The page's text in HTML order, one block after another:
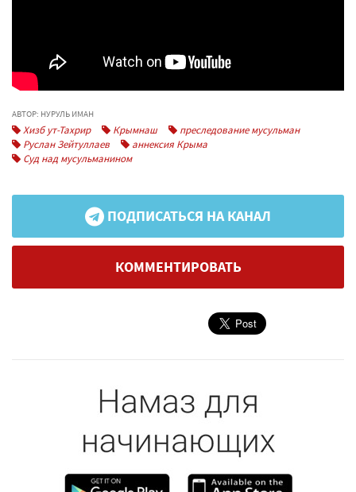
АВТОР: НУРУЛЬ ИМАН
Хизб ут-Тахрир Крымнаш
преследование мусульман
Руслан Зейтуллаев
аннексия Крыма
Суд над мусульманином
ПОДПИСАТЬСЯ НА КАНАЛ
КОММЕНТИРОВАТЬ